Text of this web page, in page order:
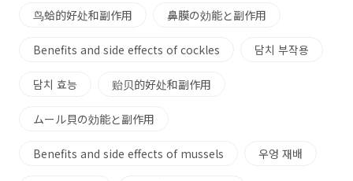
鸟蛤的好处和副作用 鼻膜の効能と副作用
Benefits and side effects of cockles 담치 부작용
담치 효능 贻贝的好处和副作用
ムール貝の効能と副作用
Benefits and side effects of mussels 우엉 재배